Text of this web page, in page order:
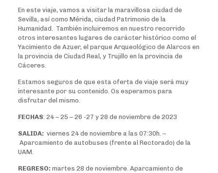
En este viaje, vamos a visitar la maravillosa ciudad de
Sevilla, así como Mérida, ciudad Patrimonio de la
Humanidad. También incluiremos en nuestro recorrido
otros interesantes lugares de carácter histórico como el
Yacimiento de Azuer, el parque Arqueológico de Alarcos en
la provincia de Ciudad Real, y Trujillo en la provincia de
Cáceres.
Estamos seguros de que esta oferta de viaje será muy
interesante por su contenido. Os esperamos para
disfrutar del mismo.
FECHAS: 24 – 25 – 26 -27 y 28 de noviembre de 2023
SALIDA: viernes 24 de noviembre a las 07:30h. –
Aparcamiento de autobuses (frente al Rectorado) de la
UAM.
REGRESO: martes 28 de noviembre. Aparcamiento de